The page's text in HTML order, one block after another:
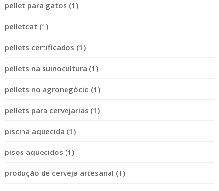
pellet para gatos (1)
pelletcat (1)
pellets certificados (1)
pellets na suinocultura (1)
pellets no agronegócio (1)
pellets para cervejarias (1)
piscina aquecida (1)
pisos aquecidos (1)
produção de cerveja artesanal (1)